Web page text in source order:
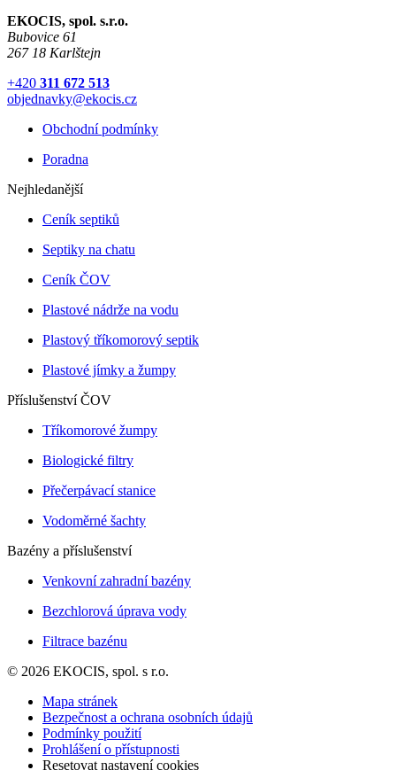
EKOCIS, spol. s.r.o.
Bubovice 61
267 18 Karlštejn
+420 311 672 513
objednavky@ekocis.cz
Obchodní podmínky
Poradna
Nejhledanější
Ceník septiků
Septiky na chatu
Ceník ČOV
Plastové nádrže na vodu
Plastový tříkomorový septik
Plastové jímky a žumpy
Příslušenství ČOV
Tříkomorové žumpy
Biologické filtry
Přečerpávací stanice
Vodoměrné šachty
Bazény a příslušenství
Venkovní zahradní bazény
Bezchlorová úprava vody
Filtrace bazénu
© 2026 EKOCIS, spol. s r.o.
Mapa stránek
Bezpečnost a ochrana osobních údajů
Podmínky použití
Prohlášení o přístupnosti
Resetovat nastavení cookies